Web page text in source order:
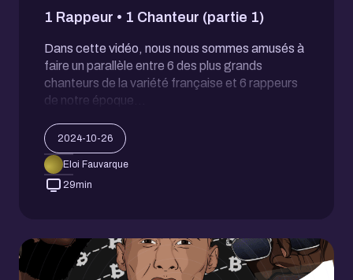
1 Rappeur • 1 Chanteur (partie 1)
Dans cette vidéo, nous nous sommes amusés à
faire un parallèle entre 6 des plus grands
chanteurs de la variété française et 6 rappeurs
de notre époque...
2024-10-26
Eloi Fauvarque
29min